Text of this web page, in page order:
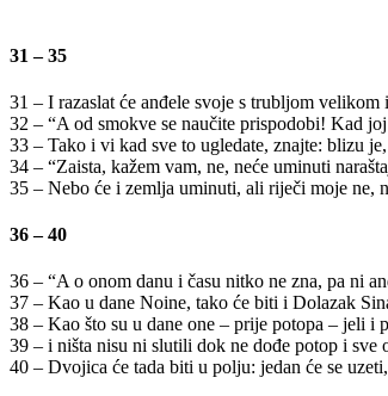
31 – 35
31 – I razaslat će anđele svoje s trubljom
32 – “A od smokve se naučite prispodobi! Kad
33 – Tako i vi kad sve to ugledate, znajte: blizu
34 – “Zaista, kažem vam, ne, neće uminuti
35 – Nebo će i zemlja uminuti, ali riječi moje ne,
36 – 40
36 – “A o onom danu i času nitko ne zna, pa ni
37 – Kao u dane Noine, tako će biti i Dolazak
38 – Kao što su u dane one – prije potopa – jeli
39 – i ništa nisu ni slutili dok ne dođe potop i
40 – Dvojica će tada biti u polju: jedan će se